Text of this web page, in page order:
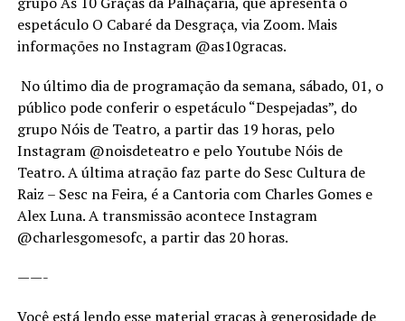
espetáculo O Cabaré da Desgraça, via Zoom. Mais
informações no Instagram @as10gracas.
No último dia de programação da semana, sábado, 01, o
público pode conferir o espetáculo “Despejadas”, do
grupo Nóis de Teatro, a partir das 19 horas, pelo
Instagram @noisdeteatro e pelo Youtube Nóis de
Teatro. A última atração faz parte do Sesc Cultura de
Raiz – Sesc na Feira, é a Cantoria com Charles Gomes e
Alex Luna. A transmissão acontece Instagram
@charlesgomesofc, a partir das 20 horas.
——-
Você está lendo esse material graças à generosidade de